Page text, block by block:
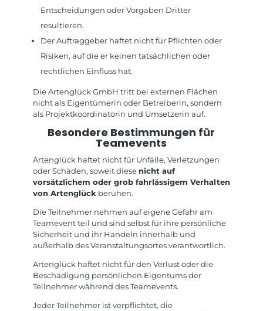
Entscheidungen oder Vorgaben Dritter
resultieren.
Der Auftraggeber haftet nicht für Pflichten oder
Risiken, auf die er keinen tatsächlichen oder
rechtlichen Einfluss hat.
Die Artenglück GmbH tritt bei externen Flächen
nicht als Eigentümerin oder Betreiberin, sondern
als Projektkoordinatorin und Umsetzerin auf.
Besondere Bestimmungen für
Teamevents
Artenglück haftet nicht für Unfälle, Verletzungen
oder Schäden, soweit diese nicht auf
vorsätzlichem oder grob fahrlässigem Verhalten
von Artenglück beruhen.
Die Teilnehmer nehmen auf eigene Gefahr am
Teamevent teil und sind selbst für ihre persönliche
Sicherheit und ihr Handeln innerhalb und
außerhalb des Veranstaltungsortes verantwortlich.
Artenglück haftet nicht für den Verlust oder die
Beschädigung persönlichen Eigentums der
Teilnehmer während des Teamevents.
Jeder Teilnehmer ist verpflichtet, die